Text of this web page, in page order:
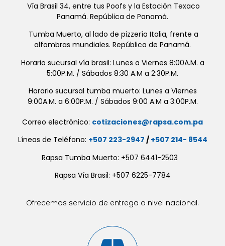
Vía Brasil 34, entre tus Poofs y la Estación Texaco
Panamá. República de Panamá.
Tumba Muerto, al lado de pizzería Italia, frente a
alfombras mundiales. República de Panamá.
Horario sucursal vía brasil: Lunes a Viernes 8:00A.M. a
5:00P.M. / Sábados 8:30 A.M a 2:30P.M.
Horario sucursal tumba muerto: Lunes a Viernes
9:00A.M. a 6:00P.M. / Sábados 9:00 A.M a 3:00P.M.
Correo electrónico: cotizaciones@rapsa.com.pa
Líneas de Teléfono: +507 223-2947 / +507 214- 8544
Rapsa Tumba Muerto: +507 6441-2503
Rapsa Vía Brasil: +507 6225-7784
Ofrecemos servicio de entrega a nivel nacional.